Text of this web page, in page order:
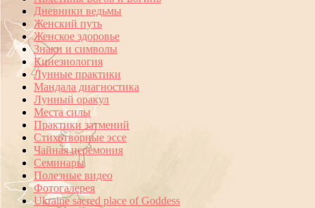
Дневники ведьмы
Женский путь
Женское здоровье
Знаки и символы
Кинезиология
Лунные практики
Мандала диагностика
Лунный оракул
Места силы
Практики затмений
Стихотворные эссе
Чайная церемония
Семинары
Полезные видео
Фотогалерея
Ukraine sacred place of Goddess